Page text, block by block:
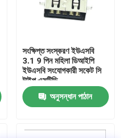
সংক্ষিপ্ত সংস্করণ ইউএসবি
3.1 9 পিন মহিলা ডিআইপি
ইউএসবি সংযোগকারী সকেট সি
টাইপ এসটিডি
অনুসন্ধান পাঠান